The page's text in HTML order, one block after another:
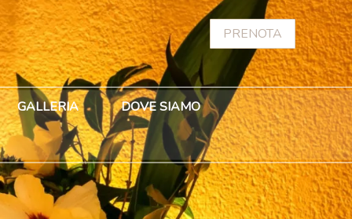
PRENOTA
GALLERIA DOVE SIAMO